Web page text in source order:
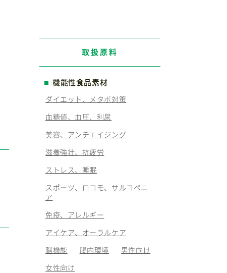
取扱原料
機能性食品素材
ダイエット、メタボ対策
血糖値、血圧、利尿
美容、アンチエイジング
滋養強壮、抗疲労
ストレス、睡眠
スポーツ、ロコモ、サルコペニ
ア
免疫、アレルギー
アイケア、オーラルケア
脳機能
腸内環境
男性向け
女性向け